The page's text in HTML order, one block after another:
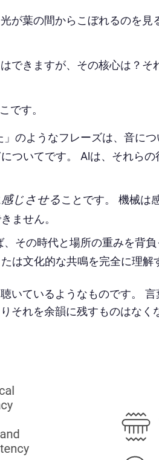
が葉の間からこぼれるのを見
できますが、その核心は？そ
です。
」のようなフレーズは、音につ
ついてです。 AIは、それら
感じさせることです。 機械は
ません。
、その時代と場所の重みを背
は文化的な共鳴を完全に理解
いているようなものです。
それを余韻に残すものはなく